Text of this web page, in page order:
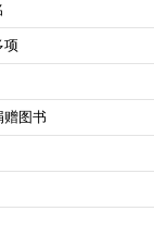
项
赠图书